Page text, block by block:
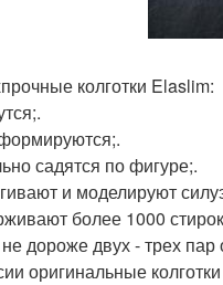
колготки Elaslim:
садятся по фигуре;.
и моделируют
более 1000
дороже двух - трех пар
оригинальные